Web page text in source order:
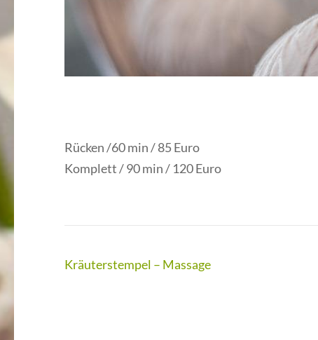
Rücken /60 min / 85 Euro
Komplett / 90 min / 120 Euro
Kräuterstempel – Massage